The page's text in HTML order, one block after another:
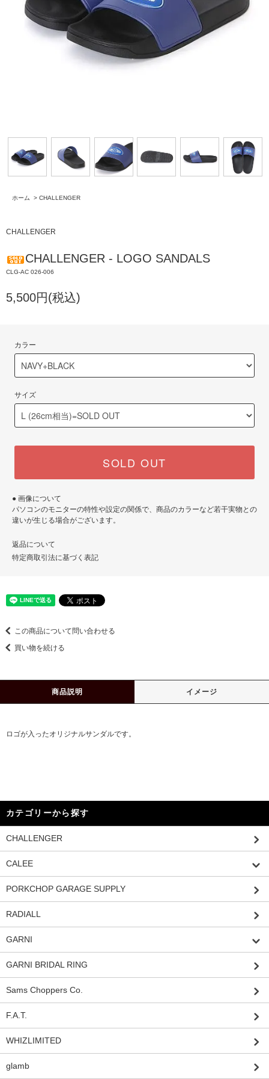
ホーム > CHALLENGER
CHALLENGER
CHALLENGER - LOGO SANDALS
CLG-AC 026-006
5,500円(税込)
カラー
サイズ
SOLD OUT
● 画像について
パソコンのモニターの特性や設定の関係で、商品のカラーなど若干実物との
違いが生じる場合がございます。
返品について
特定商取引法に基づく表記
この商品について問い合わせる
買い物を続ける
商品説明 イメージ
ロゴが入ったオリジナルサンダルです。
カテゴリーから探す
CHALLENGER
CALEE
PORKCHOP GARAGE SUPPLY
RADIALL
GARNI
GARNI BRIDAL RING
Sams Choppers Co.
F.A.T.
WHIZLIMITED
glamb